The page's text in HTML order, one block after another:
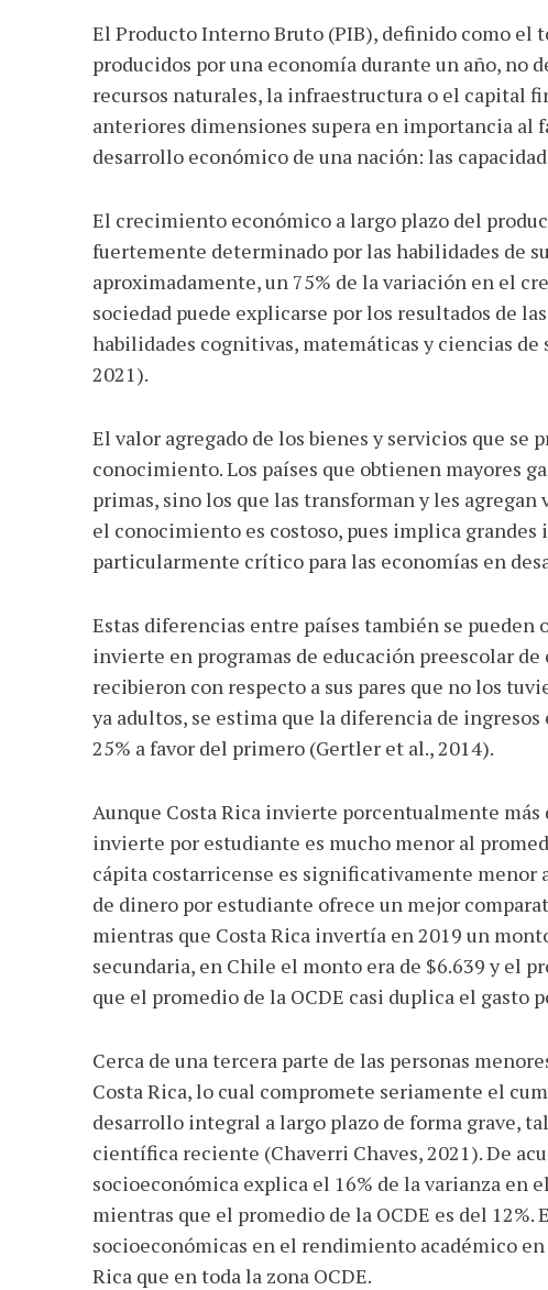
El Producto Interno Bruto (PIB), definido como el
producidos por una economía durante un año, no
recursos naturales, la infraestructura o el capital
anteriores dimensiones supera en importancia al
desarrollo económico de una nación: las
El crecimiento económico a largo plazo del
fuertemente determinado por las habilidades de
aproximadamente, un 75% de la variación en el
sociedad puede explicarse por los resultados de
habilidades cognitivas, matemáticas y ciencias
2021).
El valor agregado de los bienes y servicios que se
conocimiento. Los países que obtienen mayores
primas, sino los que las transforman y les
el conocimiento es costoso, pues implica grandes
particularmente crítico para las economías en
Estas diferencias entre países también se pueden
invierte en programas de educación preescolar
recibieron con respecto a sus pares que no los
ya adultos, se estima que la diferencia de
25% a favor del primero (Gertler et al., 2014).
Aunque Costa Rica invierte porcentualmente
invierte por estudiante es mucho menor al
cápita costarricense es significativamente menor
de dinero por estudiante ofrece un mejor
mientras que Costa Rica invertía en 2019 un
secundaria, en Chile el monto era de $6.639 y el
que el promedio de la OCDE casi duplica el gasto
Cerca de una tercera parte de las personas
Costa Rica, lo cual compromete seriamente el
desarrollo integral a largo plazo de forma grave,
científica reciente (Chaverri Chaves, 2021). De
socioeconómica explica el 16% de la varianza en
mientras que el promedio de la OCDE es del 12%.
socioeconómicas en el rendimiento académico
Rica que en toda la zona OCDE.